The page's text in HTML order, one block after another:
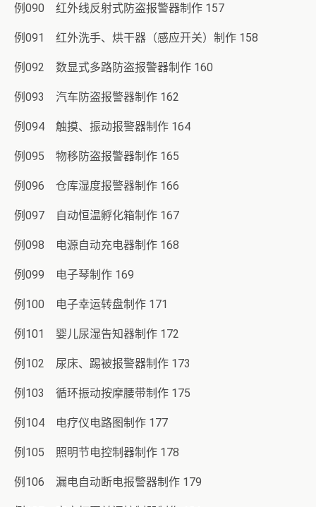
例090 红外线反射式防盗报警器制作 157
例091 红外洗手、烘干器（感应开关）制作 158
例092 数显式多路防盗报警器制作 160
例093 汽车防盗报警器制作 162
例094 触摸、振动报警器制作 164
例095 物移防盗报警器制作 165
例096 仓库湿度报警器制作 166
例097 自动恒温孵化箱制作 167
例098 电源自动充电器制作 168
例099 电子琴制作 169
例100 电子幸运转盘制作 171
例101 婴儿尿湿告知器制作 172
例102 尿床、踢被报警器制作 173
例103 循环振动按摩腰带制作 175
例104 电疗仪电路图制作 177
例105 照明节电控制器制作 178
例106 漏电自动断电报警器制作 179